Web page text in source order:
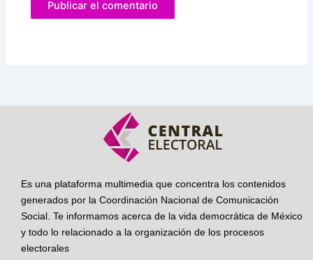
Es una plataforma multimedia que concentra los contenidos
generados por la Coordinación Nacional de Comunicación
Social. Te informamos acerca de la vida democrática de México
y todo lo relacionado a la organización de los procesos
electorales